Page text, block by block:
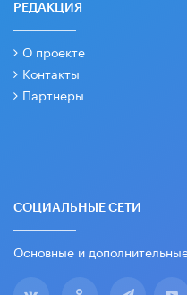
РЕДАКЦИЯ
О проекте
Контакты
Партнеры
СОЦИАЛЬНЫЕ СЕТИ
Основные и